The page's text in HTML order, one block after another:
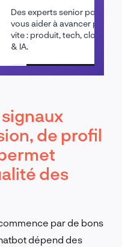
Des experts senior pour
vous aider à avancer plus
vite : produit, tech, cloud
& IA.
Planifier un appel
de profil
des
par de bons
dépend des